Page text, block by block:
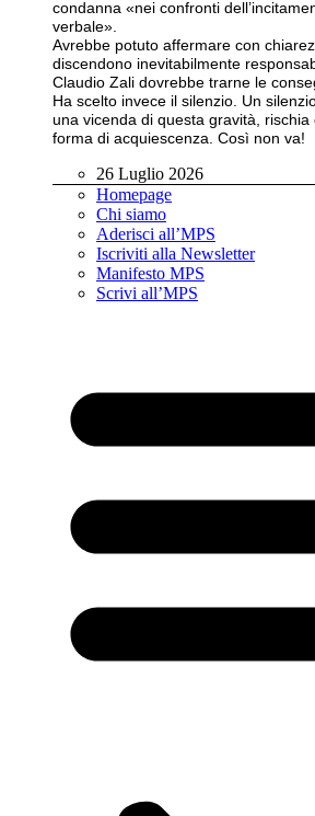
condanna «nei confronti
verbale».
Avrebbe potuto affermare con
discendono inevitabilmente
Claudio Zali dovrebbe trarne le
Ha scelto invece il silenzio. Un
una vicenda di questa gravità,
forma di acquiescenza. Così non va!
26 Luglio 2026
Homepage
Chi siamo
Aderisci all’MPS
Iscriviti alla Newsletter
Manifesto MPS
Scrivi all’MPS